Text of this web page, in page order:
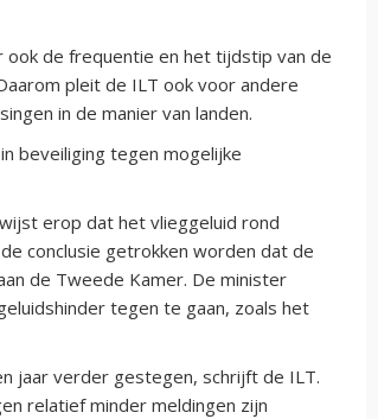
ook de frequentie en het tijdstip van de
pleit de ILT ook voor andere
in de manier van landen.
beveiliging tegen mogelijke
erop dat het vlieggeluid rond
conclusie getrokken worden dat de
de Tweede Kamer. De minister
tegen te gaan, zoals het
jaar verder gestegen, schrijft de ILT.
relatief minder meldingen zijn